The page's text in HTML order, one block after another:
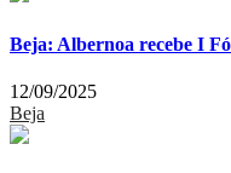
Beja: Albernoa recebe I
12/09/2025
Beja